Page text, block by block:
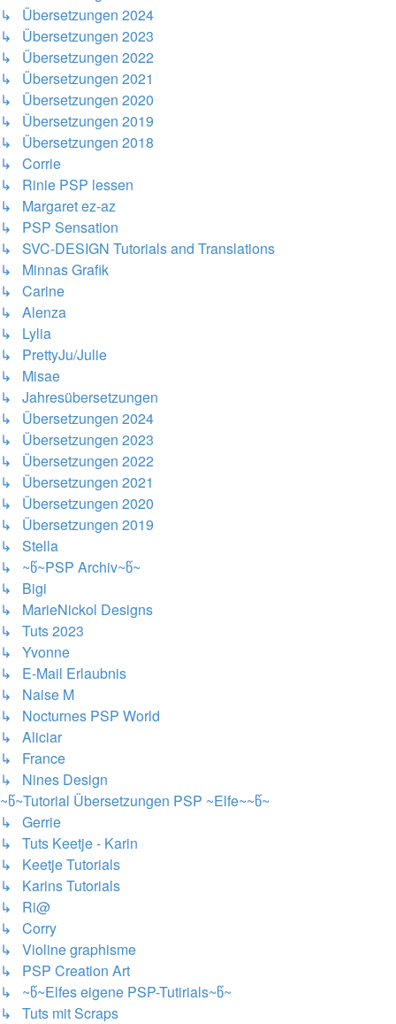
↳ Übersetzungen 2024
↳ Übersetzungen 2023
↳ Übersetzungen 2022
↳ Übersetzungen 2021
↳ Übersetzungen 2020
↳ Übersetzungen 2019
↳ Übersetzungen 2018
↳ Corrie
↳ Rinie PSP lessen
↳ Margaret ez-az
↳ PSP Sensation
↳ SVC-DESIGN Tutorials and Translations
↳ Minnas Grafik
↳ Carine
↳ Alenza
↳ Lylia
↳ PrettyJu/Julie
↳ Misae
↳ Jahresübersetzungen
↳ Übersetzungen 2024
↳ Übersetzungen 2023
↳ Übersetzungen 2022
↳ Übersetzungen 2021
↳ Übersetzungen 2020
↳ Übersetzungen 2019
↳ Stella
↳ ~წ~PSP Archiv~წ~
↳ Bigi
↳ MarieNickol Designs
↳ Tuts 2023
↳ Yvonne
↳ E-Mail Erlaubnis
↳ Naise M
↳ Nocturnes PSP World
↳ Aliciar
↳ France
↳ Nines Design
~წ~Tutorial Übersetzungen PSP ~Elfe~~წ~
↳ Gerrie
↳ Tuts Keetje - Karin
↳ Keetje Tutorials
↳ Karins Tutorials
↳ Ri@
↳ Corry
↳ Violine graphisme
↳ PSP Creation Art
↳ ~წ~Elfes eigene PSP-Tutirials~წ~
↳ Tuts mit Scraps